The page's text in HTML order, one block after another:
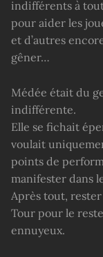
indifférents à
pour aider les
et d’autres
gêner…
Médée était du
indifférente.
Elle se fichait
voulait
points de
manifester dans
Après tout,
Tour pour le
ennuyeux.